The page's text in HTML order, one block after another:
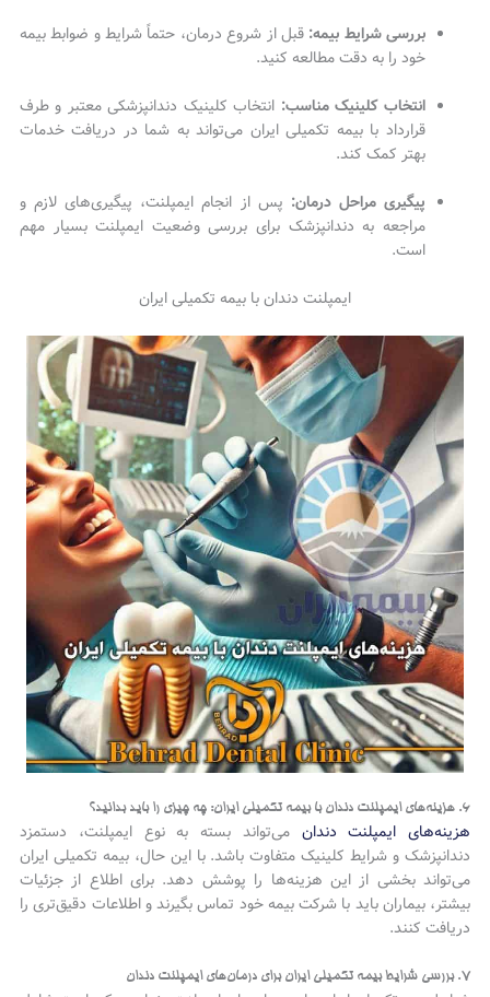
بررسی شرایط بیمه: قبل از شروع درمان، حتماً شرایط و ضوابط بیمه
خود را به دقت مطالعه کنید.
انتخاب کلینیک مناسب: انتخاب کلینیک دندانپزشکی معتبر و طرف
قرارداد با بیمه تکمیلی ایران می‌تواند به شما در دریافت خدمات
بهتر کمک کند.
پیگیری مراحل درمان: پس از انجام ایمپلنت، پیگیری‌های لازم و
مراجعه به دندانپزشک برای بررسی وضعیت ایمپلنت بسیار مهم
است.
ایمپلنت دندان با بیمه تکمیلی ایران
۶. هزینه‌های ایمپلنت دندان با بیمه تکمیلی ایران: چه چیزی را باید بدانید؟
هزینه‌های ایمپلنت دندان می‌تواند بسته به نوع ایمپلنت، دستمزد
دندانپزشک و شرایط کلینیک متفاوت باشد. با این حال، بیمه تکمیلی ایران
می‌تواند بخشی از این هزینه‌ها را پوشش دهد. برای اطلاع از جزئیات
بیشتر، بیماران باید با شرکت بیمه خود تماس بگیرند و اطلاعات دقیق‌تری را
دریافت کنند.
۷. بررسی شرایط بیمه تکمیلی ایران برای درمان‌های ایمپلنت دندان